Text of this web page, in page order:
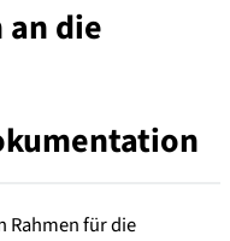
an die
Rahmen für die